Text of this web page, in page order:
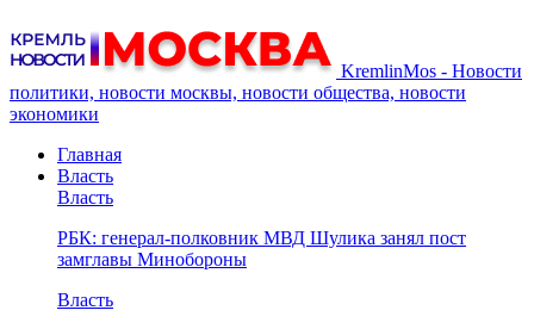
KremlinMos - Новости
политики, новости москвы, новости общества, новости
экономики
Главная
Власть
Власть
РБК: генерал-полковник МВД Шулика занял пост
замглавы Минобороны
Власть